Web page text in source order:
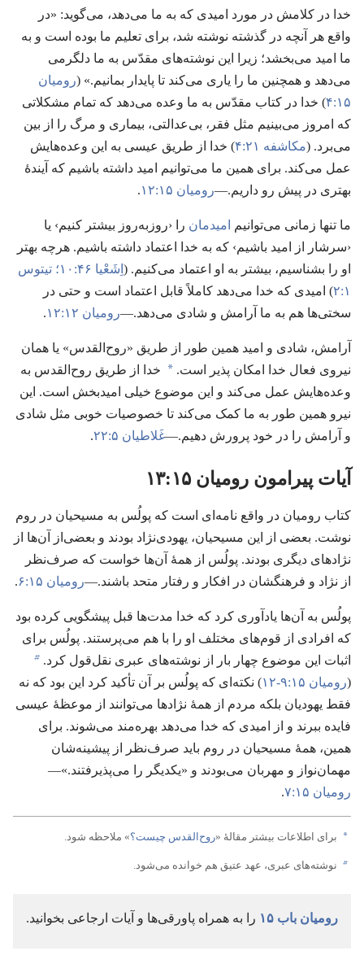
خدا در کلامش در مورد امیدی که به ما می‌دهد،‏ می‌گوید:‏ «در
واقع هر آنچه در گذشته نوشته شد،‏ برای تعلیم ما بوده است و به
ما امید می‌بخشد؛‏ زیرا این نوشته‌های مقدّس به ما دلگرمی
می‌دهد و همچنین ما را یاری می‌کند تا پایدار بمانیم.‏» (‏رومیان
۱۵:‏۴
‏)‏ خدا در کتاب مقدّس به ما وعده می‌دهد که تمام مشکلاتی
که امروز می‌بینیم مثل فقر،‏ بی‌عدالتی،‏ بیماری و مرگ را از بین
می‌برد.‏ (‏مکاشفه ۲۱:‏۴
‏)‏ خدا از طریق عیسی به این وعده‌هایش
عمل می‌کند.‏ برای همین ما می‌توانیم امید داشته باشیم که آیندهٔ
بهتری در پیش رو داریم.‏—‏رومیان ۱۵:‏۱۲ ‏.‏
ما تنها زمانی می‌توانیم امیدمان را ‹روزبه‌روز بیشتر کنیم› یا
‹سرشار از امید باشیم› که به خدا اعتماد داشته باشیم.‏ هرچه بهتر
او را بشناسیم،‏ بیشتر به او اعتماد می‌کنیم.‏ (‏ اِشَعْیا ۴۶:‏۱۰؛‏
تیتوس
۱:‏۲
‏)‏ امیدی که خدا می‌دهد کاملاً قابل اعتماد است و حتی در
سختی‌ها هم به ما آرامش و شادی می‌دهد.‏—‏رومیان ۱۲:‏۱۲ ‏.‏
آرامش،‏ شادی و امید همین طور از طریق «روح‌القدس» یا همان
نیروی فعال خدا امکان پذیر است.‏ a خدا از طریق روح‌القدس به
وعده‌هایش عمل می‌کند و این موضوع خیلی امیدبخش است.‏ این
نیرو همین طور به ما کمک می‌کند تا خصوصیات خوبی مثل شادی
و آرامش را در خود پرورش دهیم.‏—‏غَلاطیان ۵:‏۲۲ ‏.‏
آیات پیرامون رومیان ۱۵:‏۱۳
کتاب رومیان در واقع نامه‌ای است که پولُس به مسیحیان در روم
نوشت.‏ بعضی از این مسیحیان،‏ یهودی‌نژاد بودند و بعضی‌از آن‌ها از
نژادهای دیگری بودند.‏ پولُس از همهٔ آن‌ها خواست که صرف‌نظر
از نژاد و فرهنگشان در افکار و رفتار متحد باشند.‏—‏رومیان ۱۵:‏۶ ‏.‏
پولُس به آن‌ها یادآوری کرد که خدا مدت‌ها قبل پیشگویی کرده بود
که افرادی از قوم‌های مختلف او را با هم می‌پرستند.‏ پولُس برای
اثبات این موضوع چهار بار از نوشته‌های عبری نقل‌قول کرد.‏ b
(‏رومیان ۱۵:‏۹-‏۱۲
‏)‏ نکته‌ای که پولُس بر آن تأکید کرد این بود که نه
فقط یهودیان بلکه مردم از همهٔ نژادها می‌توانند از موعظهٔ عیسی
فایده ببرند و از امیدی که خدا می‌دهد بهره‌مند می‌شوند.‏ برای
همین،‏ همهٔ مسیحیان در روم باید صرف‌نظر از پیشینه‌شان
مهمان‌نواز و مهربان می‌بودند و «یکدیگر را می‌پذیرفتند.‏»—‏
رومیان ۱۵:‏۷
‏.‏
a برای اطلاعات بیشتر مقالهٔ «‏روح‌القدس چیست؟‏‏» ملاحظه شود.‏
b نوشته‌های عبری،‏ عهد عتیق هم خوانده می‌شود.‏
رومیان باب ۱۵ را به همراه پاورقی‌ها و آیات ارجاعی بخوانید.‏